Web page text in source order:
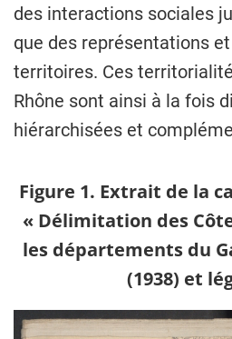
des interactions sociales
que des représentations
territoires. Ces
Rhône sont ainsi à la fois
hiérarchisées et
Figure 1. Extrait de la
« Délimitation des
les départements du
(1938) et